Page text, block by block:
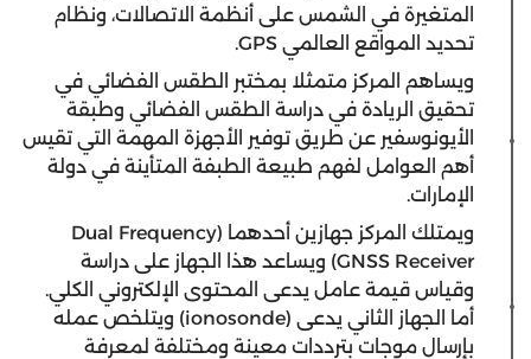
المتغيرة في الشمس على أنظمة الاتصالات، ونظام
تحديد المواقع العالمي GPS.
ويساهم المركز متمثلا بمختبر الطقس الفضائي في
تحقيق الريادة في دراسة الطقس الفضائي وطبقة
الأيونوسفير عن طريق توفير الأجهزة المهمة التي تقيس
أهم العوامل لفهم طبيعة الطبفة المتأينة في دولة
الإمارات.
ويمتلك المركز جهازين أحدهما (Dual Frequency
GNSS Receiver) ويساعد هذا الجهاز على دراسة
وقياس قيمة عامل يدعى المحتوى الإلكتروني الكلي.
أما الجهاز الثاني يدعى (ionosonde) ويتلخص عمله
بإرسال موجات بترددات معينة ومختلفة لمعرفة